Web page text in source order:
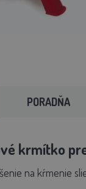
PORADŇA
krmítko
na kŕmenie